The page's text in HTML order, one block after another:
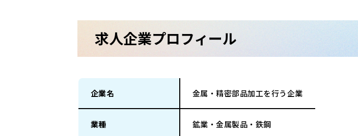
求人企業プロフィール
企業名 金属・精密部品加工を行う企業
業種 鉱業・金属製品・鉄鋼